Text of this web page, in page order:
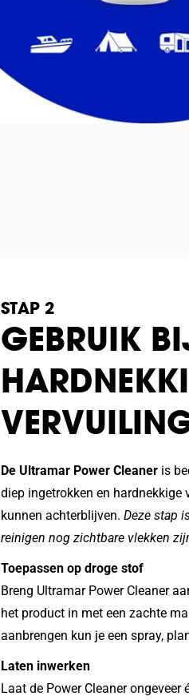
STAP 2
GEBRUIK
De Ultramar Power Cleaner is
diep ingetrokken en hardnekkige
kunnen achterblijven. Deze stap
reinigen nog zichtbare vlekken
Toepassen op droge stof
Breng Ultramar Power Cleaner
het product in met een zachte
aanbrengen kun je een spray,
Laten inwerken
Laat de Power Cleaner ongeveer